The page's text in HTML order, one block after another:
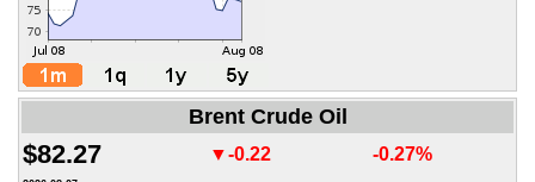
Brent Crude Oil
$82.27 ▼-0.22 -0.27%